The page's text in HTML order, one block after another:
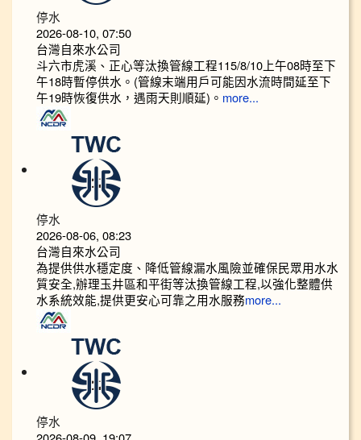
停水
2026-08-10, 07:50
台灣自來水公司
斗六市虎溪、正心等汰換管線工程115/8/10上午08時至下
午18時暫停供水。(管線末端用戶可能因水流時間延至下
午19時恢復供水，遇雨天則順延)。 more...
停水
2026-08-06, 08:23
台灣自來水公司
為提供供水穩定度、降低管線漏水風險並確保民眾用水水
質安全,辦理玉井區和平街等汰換管線工程,以強化整體供
水系統效能,提供更安心可靠之用水服務more...
停水